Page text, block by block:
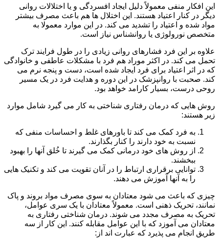
این افکار منفی معمولاً دلیل ایجاد افسردگی و یا اختلالات روانی
دیگر در کنار اعتیاد هستند. این اختلال ها هم باعث مصرف بیشتر
مواد شده و اعتیاد را تشدید می کند. در این موارد معمولا به
متخصص نورولوژی یا روانشناس نیاز است.
علاوه بر این فرد فشارهای روانی زیادی را در طول فرایند ترک
تحمل می کند. در اکثر موراد هم فرد با مشکلات عاطفی و خانوادگی
که در اثر اعتیاد برای فرد ایجاد شده است، دست و پنجه نرم می
کند. صحبت با روانپزشک در این دوره و هدایت فرد در یک مسیر
روحی درست، بسیار کارامد خواهد بود.
روش هایی که درمان رفتاری شناختی به کار می گیرد شامل موارد
زیر هستند:
به فرد کمک می کند تا باورهای غلط و احساسات منفی که
نسبت به خود دارند را کنار بگذارند.
از روش های خود درمانی کمک می گیرند تا خُلق آنها را بهبود
ببخشند.
توانایی برقراری ارتباط را در آنان تقویت می کند و تکنیک هایی
را به آنها آموزش می دهند.
چیزی که باعث می شود معتادان به سوی مصرف مواد بروند و پاک
نمانند، تحریک ذهنی است. معمولاً معتادان با یک سری عوامل،
تحریک به مصرف مجدد می شوند. درمان شناختی رفتاری به
معتادان می آموزد که با این عوامل مقابله کنند. این کار از سه
طریق انجام می پذیرد که عبارت اند از: